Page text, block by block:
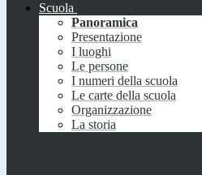
Scuola
Panoramica
Presentazione
I luoghi
Le persone
I numeri della scuola
Le carte della scuola
Organizzazione
La storia